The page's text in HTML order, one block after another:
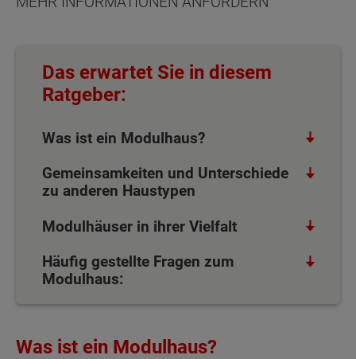
Das erwartet Sie in diesem
Ratgeber:
Was ist ein Modulhaus?
Gemeinsamkeiten und Unterschiede
zu anderen Haustypen
Modulhäuser in ihrer Vielfalt
Häufig gestellte Fragen zum
Modulhaus:
Was ist ein Modulhaus?